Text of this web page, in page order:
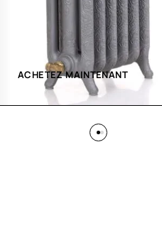
VOIR LES CRÉATIONS